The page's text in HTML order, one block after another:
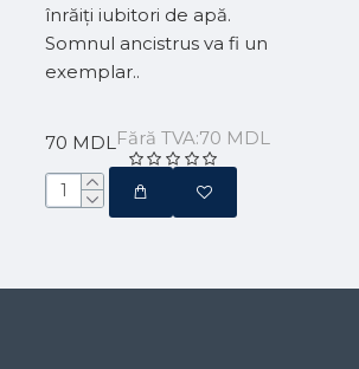
înrăiți iubitori de apă.
Somnul ancistrus va fi un
exemplar..
70 MDLFără TVA:70 MDL